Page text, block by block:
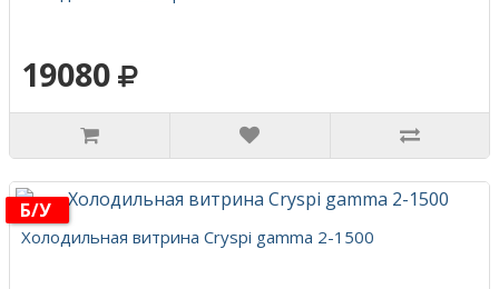
19080
Б/у
Холодильная витрина Cryspi gamma 2-1500